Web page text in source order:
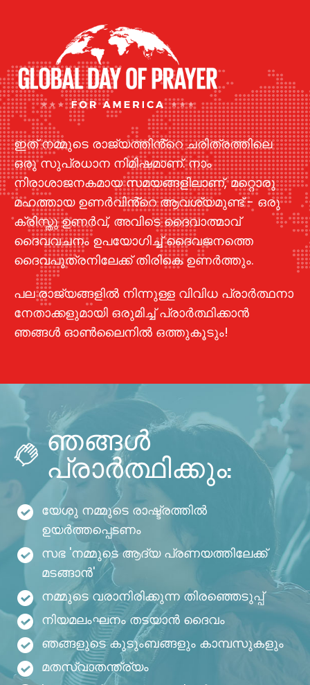
ഇത് നമ്മുടെ രാജ്യത്തിൻ്റെ ചരിത്രത്തിലെ
ഒരു സുപ്രധാന നിമിഷമാണ്. നാം
നിരാശാജനകമായ സമയങ്ങളിലാണ്, മറ്റൊരു
മഹത്തായ ഉണർവിൻ്റെ ആവശ്യമുണ്ട് - ഒരു
ക്രിസ്തു ഉണർവ്, അവിടെ ദൈവാത്മാവ്
ദൈവവചനം ഉപയോഗിച്ച് ദൈവജനത്തെ
ദൈവപുത്രനിലേക്ക് തിരികെ ഉണർത്തും.
പല രാജ്യങ്ങളിൽ നിന്നുള്ള വിവിധ പ്രാർത്ഥനാ
നേതാക്കളുമായി ഒരുമിച്ച് പ്രാർത്ഥിക്കാൻ
ഞങ്ങൾ ഓൺലൈനിൽ ഒത്തുകൂടും!
ഞങ്ങൾ
പ്രാർത്ഥിക്കും:
യേശു നമ്മുടെ രാഷ്ട്രത്തിൽ
ഉയർത്തപ്പെടണം
സഭ 'നമ്മുടെ ആദ്യ പ്രണയത്തിലേക്ക്
മടങ്ങാൻ'
നമ്മുടെ വരാനിരിക്കുന്ന തിരഞ്ഞെടുപ്പ്
നിയമലംഘനം തടയാൻ ദൈവം
ഞങ്ങളുടെ കുടുംബങ്ങളും കാമ്പസുകളും
മതസ്വാതന്ത്ര്യം